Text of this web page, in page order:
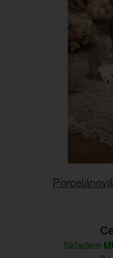
Skladem